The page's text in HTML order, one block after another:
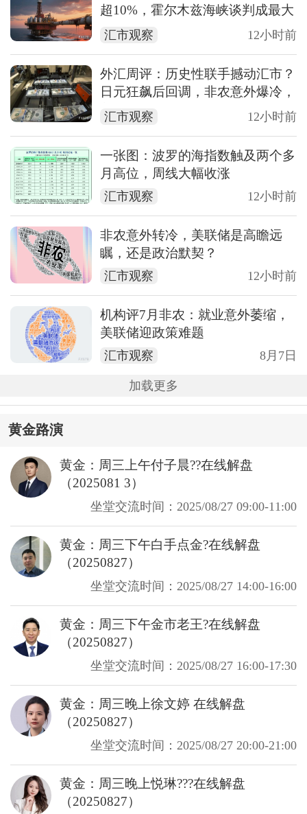
超10%，霍尔木兹海峡谈判成最大
变数
汇市观察 12小时前
外汇周评：历史性联手撼动汇市？
日元狂飙后回调，非农意外爆冷，
美元刷新七周低点
汇市观察 12小时前
一张图：波罗的海指数触及两个多
月高位，周线大幅收涨
汇市观察 12小时前
非农意外转冷，美联储是高瞻远
瞩，还是政治默契？
汇市观察 12小时前
机构评7月非农：就业意外萎缩，
美联储迎政策难题
汇市观察 8月7日
加载更多
黄金路演
黄金：周三上午付子晨??在线解盘
（2025081 3）
坐堂交流时间：2025/08/27 09:00-11:00
黄金：周三下午白手点金?在线解盘
（20250827）
坐堂交流时间：2025/08/27 14:00-16:00
黄金：周三下午金市老王?在线解盘
（20250827）
坐堂交流时间：2025/08/27 16:00-17:30
黄金：周三晚上徐文婷 在线解盘
（20250827）
坐堂交流时间：2025/08/27 20:00-21:00
黄金：周三晚上悦琳???在线解盘
（20250827）